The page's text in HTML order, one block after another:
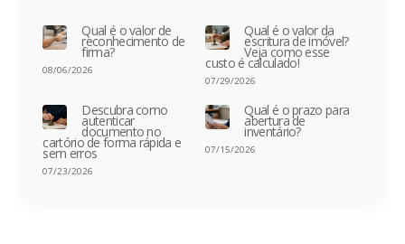
Qual é o valor de
reconhecimento de
firma?
08/06/2026
Qual é o valor da
escritura de imóvel?
Veja como esse
custo é calculado!
07/29/2026
Descubra como
autenticar
documento no
cartório de forma rápida e
sem erros
07/23/2026
Qual é o prazo para
abertura de
inventário?
07/15/2026